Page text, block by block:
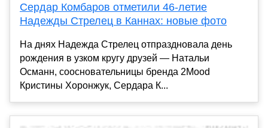
Сердар Комбаров отметили 46-летие
Надежды Стрелец в Каннах: новые фото
На днях Надежда Стрелец отпраздновала день
рождения в узком кругу друзей — Натальи
Османн, соосновательницы бренда 2Mood
Кристины Хоронжук, Сердара К...